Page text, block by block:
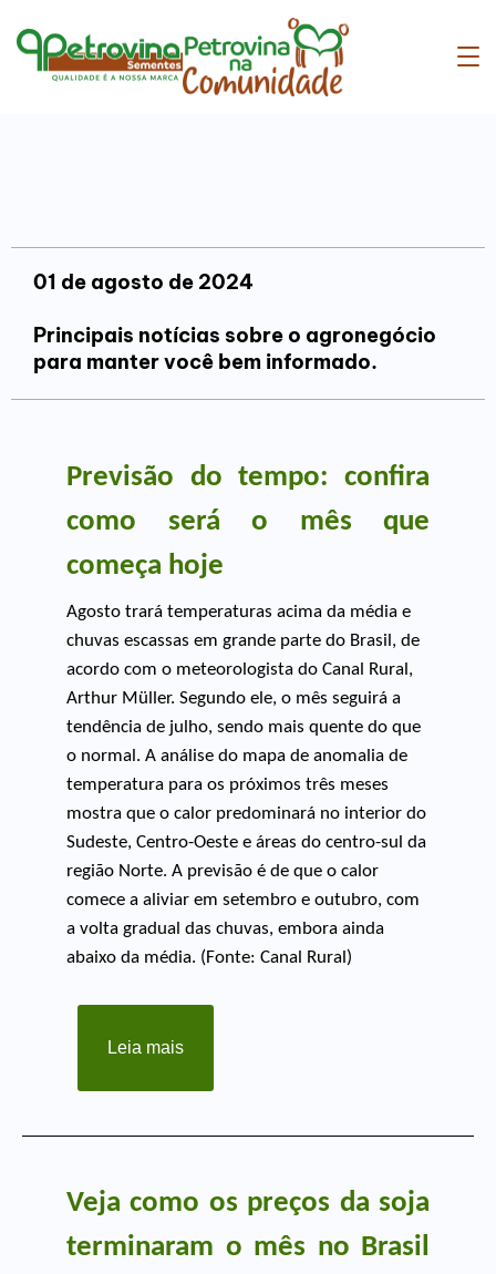
01 de agosto de 2024
Principais notícias sobre o agronegócio
para manter você bem informado.
Previsão do tempo: confira
como será o mês que
começa hoje
Agosto trará temperaturas acima da média e
chuvas escassas em grande parte do Brasil, de
acordo com o meteorologista do Canal Rural,
Arthur Müller. Segundo ele, o mês seguirá a
tendência de julho, sendo mais quente do que
o normal. A análise do mapa de anomalia de
temperatura para os próximos três meses
mostra que o calor predominará no interior do
Sudeste, Centro-Oeste e áreas do centro-sul da
região Norte. A previsão é de que o calor
comece a aliviar em setembro e outubro, com
a volta gradual das chuvas, embora ainda
abaixo da média. (Fonte: Canal Rural)
Leia mais
Veja como os preços da soja
terminaram o mês no Brasil